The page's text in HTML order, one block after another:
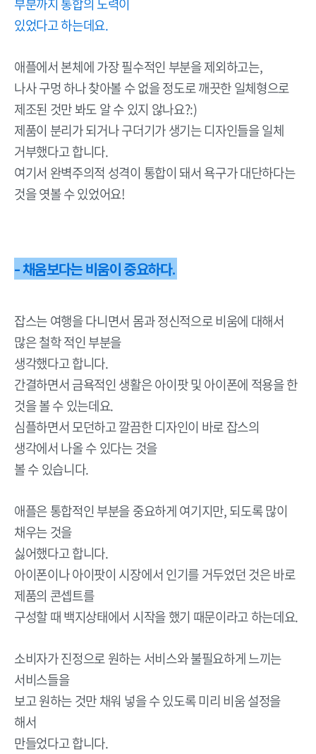
있었다고 하는데요.
애플에서 본체에 가장 필수적인 부분을 제외하고는,
나사 구멍 하나 찾아볼 수 없을 정도로 깨끗한 일체형으로
제조된 것만 봐도 알 수 있지 않나요?:)
제품이 분리가 되거나 구더기가 생기는 디자인들을 일체
거부했다고 합니다.
여기서 완벽주의적 성격이 통합이 돼서 욕구가 대단하다는
것을 엿볼 수 있었어요!
- 채움보다는 비움이 중요하다.
잡스는 여행을 다니면서 몸과 정신적으로 비움에 대해서
많은 철학 적인 부분을
생각했다고 합니다.
간결하면서 금욕적인 생활은 아이팟 및 아이폰에 적용을 한
것을 볼 수 있는데요.
심플하면서 모던하고 깔끔한 디자인이 바로 잡스의
생각에서 나올 수 있다는 것을
볼 수 있습니다.
애플은 통합적인 부분을 중요하게 여기지만, 되도록 많이
채우는 것을
싫어했다고 합니다.
아이폰이나 아이팟이 시장에서 인기를 거두었던 것은 바로
제품의 콘셉트를
구성할 때 백지상태에서 시작을 했기 때문이라고 하는데요.
소비자가 진정으로 원하는 서비스와 불필요하게 느끼는
서비스들을
보고 원하는 것만 채워 넣을 수 있도록 미리 비움 설정을
해서
만들었다고 합니다.